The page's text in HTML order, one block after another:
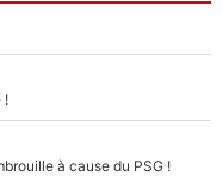
!
à cause du PSG !